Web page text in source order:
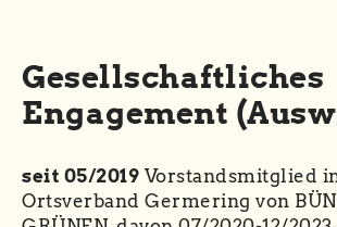
Gesellschaftliches
Engagement
seit 05/2019 Vorstandsmitglied
Ortsverband Germering von